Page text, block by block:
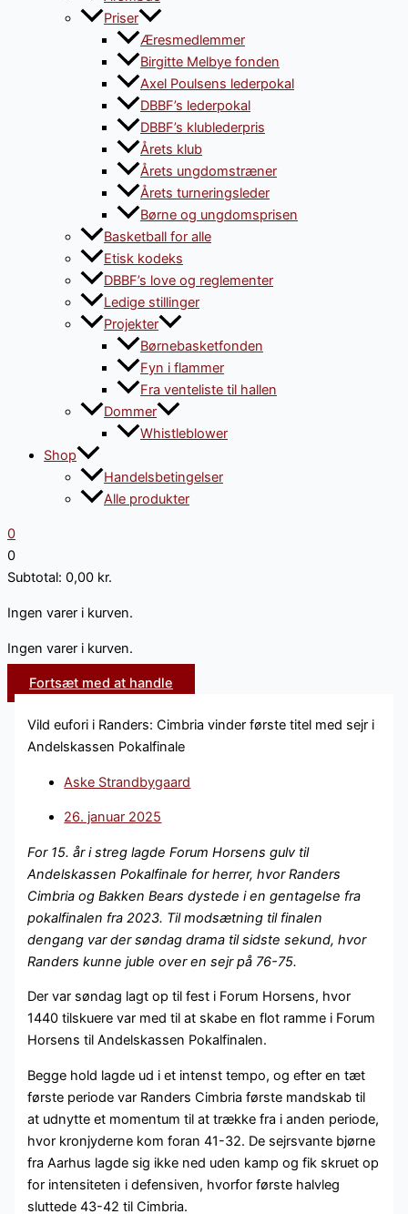
Priser
Æresmedlemmer
Birgitte Melbye fonden
Axel Poulsens lederpokal
DBBF’s lederpokal
DBBF’s klublederpris
Årets klub
Årets ungdomstræner
Årets turneringsleder
Børne og ungdomsprisen
Basketball for alle
Etisk kodeks
DBBF’s love og reglementer
Ledige stillinger
Projekter
Børnebasketfonden
Fyn i flammer
Fra venteliste til hallen
Dommer
Whistleblower
Shop
Handelsbetingelser
Alle produkter
0
0
Subtotal: 0,00 kr.
Ingen varer i kurven.
Ingen varer i kurven.
Fortsæt med at handle
Vild eufori i Randers: Cimbria vinder første titel med sejr i
Andelskassen Pokalfinale
Aske Strandbygaard
26. januar 2025
For 15. år i streg lagde Forum Horsens gulv til
Andelskassen Pokalfinale for herrer, hvor Randers
Cimbria og Bakken Bears dystede i en gentagelse fra
pokalfinalen fra 2023. Til modsætning til finalen
dengang var der søndag drama til sidste sekund, hvor
Randers kunne juble over en sejr på 76-75.
Der var søndag lagt op til fest i Forum Horsens, hvor
1440 tilskuere var med til at skabe en flot ramme i Forum
Horsens til Andelskassen Pokalfinalen.
Begge hold lagde ud i et intenst tempo, og efter en tæt
første periode var Randers Cimbria første mandskab til
at udnytte et momentum til at trække fra i anden periode,
hvor kronjyderne kom foran 41-32. De sejrsvante bjørne
fra Aarhus lagde sig ikke ned uden kamp og fik skruet op
for intensiteten i defensiven, hvorfor første halvleg
sluttede 43-42 til Cimbria.